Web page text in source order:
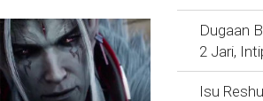
Dugaan
2 Jari,
Isu